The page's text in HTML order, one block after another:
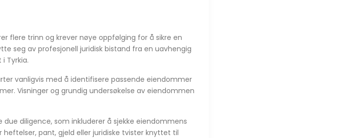
flere trinn og krever nøye oppfølging for å sikre en
seg av profesjonell juridisk bistand fra en uavhengig
Tyrkia.
vanligvis med å identifisere passende eiendommer
Visninger og grundig undersøkelse av eiendommen
diligence, som inkluderer å sjekke eiendommens
pant, gjeld eller juridiske tvister knyttet til